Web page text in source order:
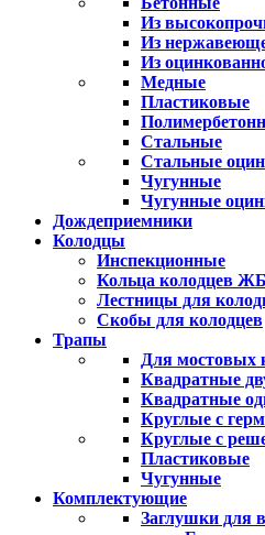
Из
Из
Из
Медные
Пластиковые
Стальные
Стальные
Чугунные
Чугунные
Дождеприемники
Колодцы
Инспекционные
Кольца колодцев
Лестницы для
Скобы для колодцев
Трапы
Для мостовых
Квадратные
Квадратные
Круглые с
Круглые с
Пластиковые
Чугунные
Комплектующие
Заглушки для